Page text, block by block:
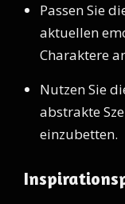
Passen Sie
aktuellen
Charaktere
Nutzen Sie
abstrakte
einzubetten.